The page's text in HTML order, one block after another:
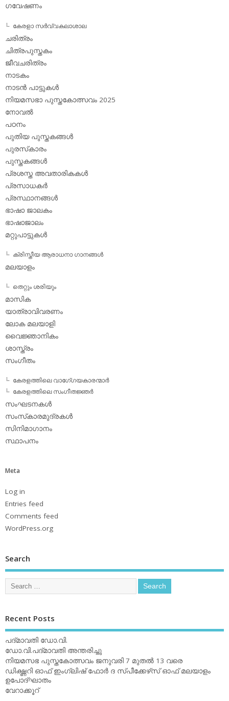
ഗവേഷണം
കേരളാ സര്‍വ്വകലാശാല
ചരിത്രം
ചിത്രപുസ്തകം
ജീവചരിത്രം
നാടകം
നാടന്‍ പാട്ടുകള്‍
നിയമസഭാ പുസ്തകോത്സവം 2025
നോവല്‍
പഠനം
പുതിയ പുസ്തകങ്ങള്‍
പുരസ്‌കാരം
പുസ്തകങ്ങള്‍
പ്രശസ്ത അവതാരികകള്‍
പ്രസാധകര്‍
പ്രസ്ഥാനങ്ങള്‍
ഭാഷാ ജാലകം
ഭാഷാജാലം
മറ്റുപാട്ടുകള്‍
ക്രിസ്തീയ ആരാധനാ ഗാനങ്ങള്‍
മലയാളം
തെറ്റും ശരിയും
മാസിക
യാത്രാവിവരണം
ലോക മലയാളി
വൈജ്ഞാനികം
ശാസ്ത്രം
സംഗീതം
കേരളത്തിലെ വാഗേ്ഗയകാരന്മാര്‍
കേരളത്തിലെ സംഗീതജ്ഞര്‍
സംഘടനകള്‍
സംസ്‌കാരമുദ്രകള്‍
സിനിമാഗാനം
സ്ഥാപനം
Meta
Log in
Entries feed
Comments feed
WordPress.org
Search
Recent Posts
പദ്മാവതി ഡോ.വി.
ഡോ.വി.പദ്മാവതി അന്തരിച്ചു
നിയമസഭ പുസ്തകോത്സവം ജനുവരി 7 മുതല്‍ 13 വരെ
ഡിക്ഷ്ണറി ഓഫ് ഇംഗ്ലിഷ് ഫോര്‍ ദ സ്പീക്കേഴ്‌സ് ഓഫ് മലയാളം
ഉപോദ്ഘാതം
വേറാക്കൂറ്